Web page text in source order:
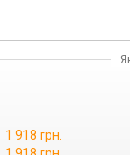
1 918 грн.